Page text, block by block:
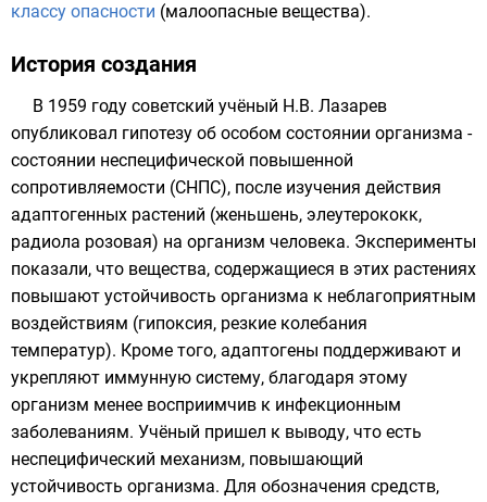
классу опасности (малоопасные вещества).
История создания
В 1959 году советский учёный Н.В. Лазарев
опубликовал гипотезу об особом состоянии организма -
состоянии неспецифической повышенной
сопротивляемости (СНПС), после изучения действия
адаптогенных растений (женьшень, элеутерококк,
радиола розовая) на организм человека. Эксперименты
показали, что вещества, содержащиеся в этих растениях
повышают устойчивость организма к неблагоприятным
воздействиям (гипоксия, резкие колебания
температур). Кроме того, адаптогены поддерживают и
укрепляют иммунную систему, благодаря этому
организм менее восприимчив к инфекционным
заболеваниям. Учёный пришел к выводу, что есть
неспецифический механизм, повышающий
устойчивость организма. Для обозначения средств,